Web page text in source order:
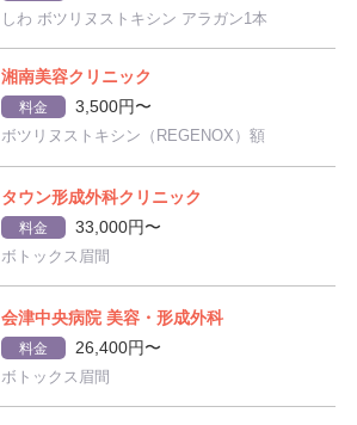
しわ ボツリヌストキシン アラガン1本
湘南美容クリニック
料金 3,500円〜
ボツリヌストキシン（REGENOX）額
タウン形成外科クリニック
料金 33,000円〜
ボトックス眉間
会津中央病院 美容・形成外科
料金 26,400円〜
ボトックス眉間